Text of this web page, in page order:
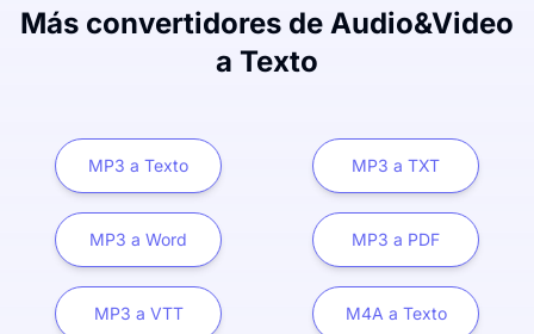
Más convertidores de Audio&Video
a Texto
MP3 a Texto MP3 a TXT
MP3 a Word MP3 a PDF
MP3 a VTT M4A a Texto